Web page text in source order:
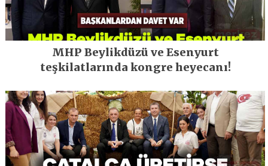
MHP Beylikdüzü ve Esenyurt
teşkilatlarında kongre heyecanı!